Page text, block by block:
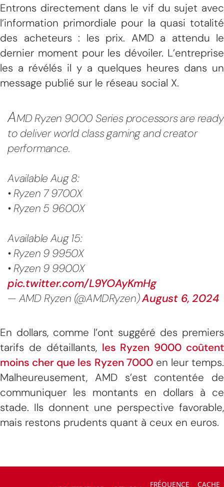
Entrons directement dans le vif du sujet avec
l’information primordiale pour la quasi totalité
des acheteurs : les prix. AMD a attendu le
dernier moment pour les dévoiler. L’entreprise
les a révélés il y a quelques heures dans un
message publié sur le réseau social X.
AMD Ryzen 9000 Series processors are ready
to deliver world class gaming and creator
performance.
Available Aug 8:
• Ryzen 7 9700X
• Ryzen 5 9600X
Available Aug 15:
• Ryzen 9 9950X
• Ryzen 9 9900X
pic.twitter.com/L9YOAyKmHg
— AMD Ryzen (@AMDRyzen)August 6, 2024
En dollars, comme l’ont suggéré des premiers
tarifs de détaillants, les Ryzen 9000 coûtent
moins cher que les Ryzen 7000en leur temps.
Malheureusement, AMD s’est contentée de
communiquer les montants en dollars à ce
stade. Ils donnent une perspective favorable,
mais restons prudents quant à ceux en euros.
FRÉQUENCE
CACHE